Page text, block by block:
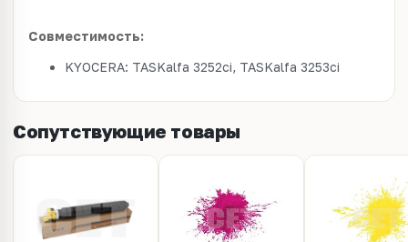
Совместимость:
KYOCERA: TASKalfa 3252ci, TASKalfa 3253ci
Сопутствующие товары